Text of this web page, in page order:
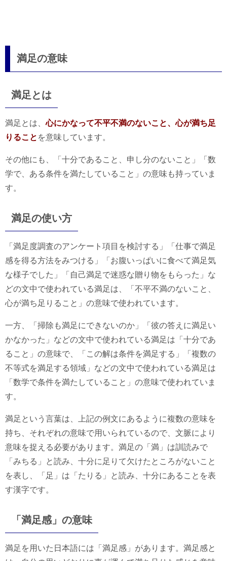
満足の意味
満足とは
満足とは、心にかなって不平不満のないこと、心が満ち足
りること を意味しています。
その他にも、「十分であること、申し分のないこと」「数
学で、ある条件を満たしていること」の意味も持っていま
す。
満足の使い方
「満足度調査のアンケート項目を検討する」「仕事で満足
感を得る方法をみつける」「お腹いっぱいに食べて満足気
な様子でした」「自己満足で迷惑な贈り物をもらった」な
どの文中で使われている満足は、「不平不満のないこと、
心が満ち足りること」の意味で使われています。
一方、「掃除も満足にできないのか」「彼の答えに満足い
かなかった」などの文中で使われている満足は「十分であ
ること」の意味で、「この解は条件を満足する」「複数の
不等式を満足する領域」などの文中で使われている満足は
「数学で条件を満たしていること」の意味で使われていま
す。
満足という言葉は、上記の例文にあるように複数の意味を
持ち、それぞれの意味で用いられているので、文脈により
意味を捉える必要があります。満足の「満」は訓読みで
「みちる」と読み、十分に足りて欠けたところがないこと
を表し、「足」は「たりる」と読み、十分にあることを表
す漢字です。
「満足感」の意味
満足を用いた日本語には「満足感」があります。満足感と